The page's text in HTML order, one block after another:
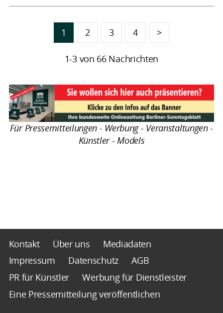
1 2 3 4 >
1-3 von 66 Nachrichten
Für Pressemitteilungen - Werbung - Veranstaltungen -
Künstler - Models
Kontakt Über uns
Mediadaten
Impressum
Datenschutz
AGB
PR für Künstler
Werbung für Dienstleister
Eine Pressemitteilung veröffentlichen